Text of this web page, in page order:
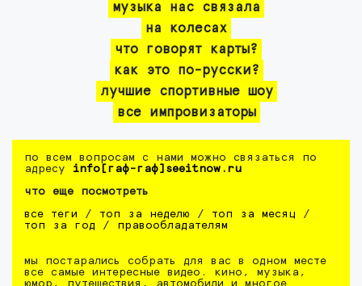
музыка нас связала
на колесах
что говорят карты?
как это по-русски?
лучшие спортивные шоу
все импровизаторы
по всем вопросам с нами можно связаться по
адресу info[гаф-гаф]seeitnow.ru
что еще посмотреть
все теги / топ за неделю / топ за месяц /
топ за год / правообладателям
мы постарались собрать для вас в одном месте
все самые интересные видео. кино, музыка,
юмор, путешествия, автомобили и многое